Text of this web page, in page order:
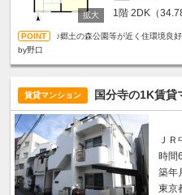
1階 2DK（
♪郷土の森公園等が近く住環境良
by野口
賃貸マンション 国分寺の1K賃貸
Ｊ
時
築年
東京